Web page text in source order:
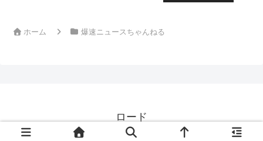
ホーム 爆速ニュースちゃんねる
ロード
© 2024 ロード.